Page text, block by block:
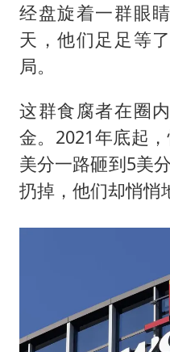
经盘旋着一群眼
天，他们足足等
局。
这群食腐者在圈
金。2021年底起
美分一路砸到5美
扔掉，他们却悄悄